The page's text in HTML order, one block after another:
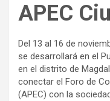
APEC
Del 13 al 16 de
se desarrollará en el
en el distrito de
conectar el Foro de
(APEC) con la